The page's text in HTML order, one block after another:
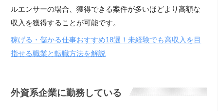
ルエンサーの場合、獲得できる案件が多いほどより高額な
収入を獲得することが可能です。
稼げる・儲かる仕事おすすめ18選！未経験でも高収入を目
指せる職業と転職方法を解説
外資系企業に勤務している